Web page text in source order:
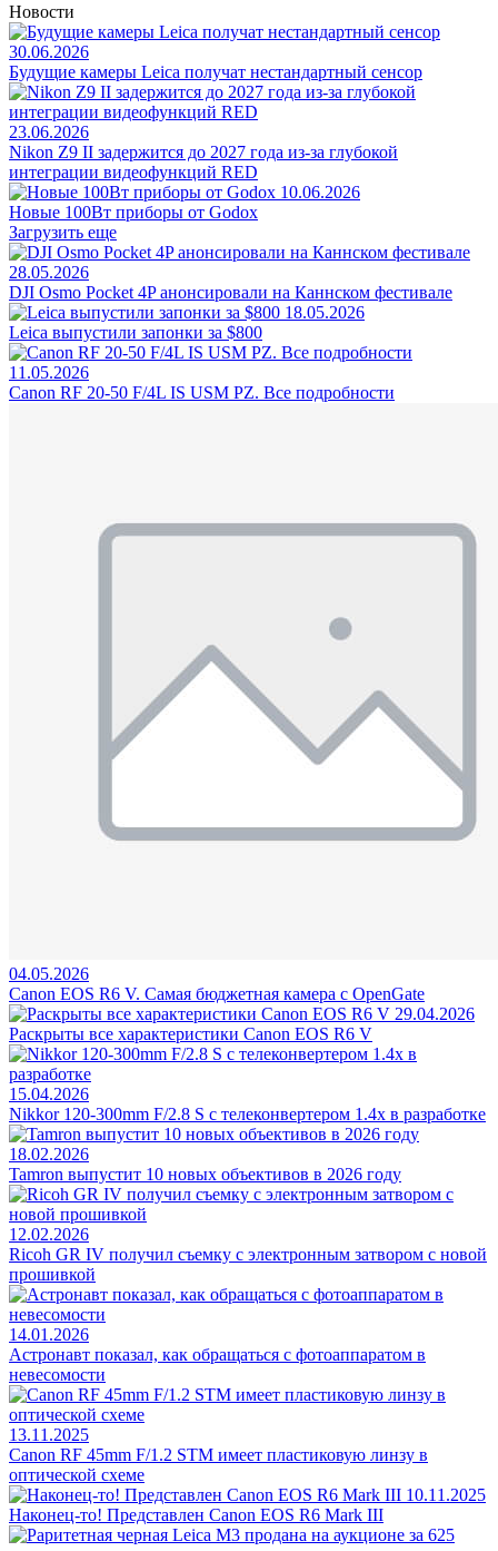
Новости
30.06.2026
Будущие камеры Leica получат нестандартный сенсор
23.06.2026
Nikon Z9 II задержится до 2027 года из-за глубокой
интеграции видеофункций RED
10.06.2026
Новые 100Вт приборы от Godox
Загрузить еще
28.05.2026
DJI Osmo Pocket 4P анонсировали на Каннском фестивале
18.05.2026
Leica выпустили запонки за $800
11.05.2026
Canon RF 20-50 F/4L IS USM PZ. Все подробности
04.05.2026
Canon EOS R6 V. Самая бюджетная камера с OpenGate
29.04.2026
Раскрыты все характеристики Canon EOS R6 V
15.04.2026
Nikkor 120-300mm F/2.8 S с телеконвертером 1.4x в разработке
18.02.2026
Tamron выпустит 10 новых объективов в 2026 году
12.02.2026
Ricoh GR IV получил съемку с электронным затвором с новой
прошивкой
14.01.2026
Астронавт показал, как обращаться с фотоаппаратом в
невесомости
13.11.2025
Canon RF 45mm F/1.2 STM имеет пластиковую линзу в
оптической схеме
10.11.2025
Наконец-то! Представлен Canon EOS R6 Mark III